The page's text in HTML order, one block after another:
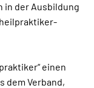
in der Ausbildung
einen
dem Verband,